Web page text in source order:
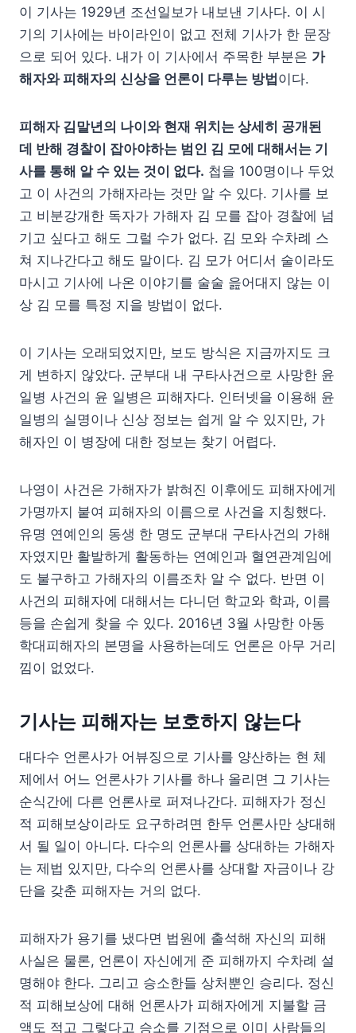
이 기사는 1929년 조선일보가 내보낸 기사다. 이 시
기의 기사에는 바이라인이 없고 전체 기사가 한 문장
으로 되어 있다. 내가 이 기사에서 주목한 부분은 가
해자와 피해자의 신상을 언론이 다루는 방법이다.
피해자 김말년의 나이와 현재 위치는 상세히 공개된
데 반해 경찰이 잡아야하는 범인 김 모에 대해서는 기
사를 통해 알 수 있는 것이 없다. 첩을 100명이나 두었
고 이 사건의 가해자라는 것만 알 수 있다. 기사를 보
고 비분강개한 독자가 가해자 김 모를 잡아 경찰에 넘
기고 싶다고 해도 그럴 수가 없다. 김 모와 수차례 스
쳐 지나간다고 해도 말이다. 김 모가 어디서 술이라도
마시고 기사에 나온 이야기를 술술 읊어대지 않는 이
상 김 모를 특정 지을 방법이 없다.
이 기사는 오래되었지만, 보도 방식은 지금까지도 크
게 변하지 않았다. 군부대 내 구타사건으로 사망한 윤
일병 사건의 윤 일병은 피해자다. 인터넷을 이용해 윤
일병의 실명이나 신상 정보는 쉽게 알 수 있지만, 가
해자인 이 병장에 대한 정보는 찾기 어렵다.
나영이 사건은 가해자가 밝혀진 이후에도 피해자에게
가명까지 붙여 피해자의 이름으로 사건을 지칭했다.
유명 연예인의 동생 한 명도 군부대 구타사건의 가해
자였지만 활발하게 활동하는 연예인과 혈연관계임에
도 불구하고 가해자의 이름조차 알 수 없다. 반면 이
사건의 피해자에 대해서는 다니던 학교와 학과, 이름
등을 손쉽게 찾을 수 있다. 2016년 3월 사망한 아동
학대피해자의 본명을 사용하는데도 언론은 아무 거리
낌이 없었다.
기사는 피해자는 보호하지 않는다
대다수 언론사가 어뷰징으로 기사를 양산하는 현 체
제에서 어느 언론사가 기사를 하나 올리면 그 기사는
순식간에 다른 언론사로 퍼져나간다. 피해자가 정신
적 피해보상이라도 요구하려면 한두 언론사만 상대해
서 될 일이 아니다. 다수의 언론사를 상대하는 가해자
는 제법 있지만, 다수의 언론사를 상대할 자금이나 강
단을 갖춘 피해자는 거의 없다.
피해자가 용기를 냈다면 법원에 출석해 자신의 피해
사실은 물론, 언론이 자신에게 준 피해까지 수차례 설
명해야 한다. 그리고 승소한들 상처뿐인 승리다. 정신
적 피해보상에 대해 언론사가 피해자에게 지불할 금
액도 적고 그렇다고 승소를 기점으로 이미 사람들의